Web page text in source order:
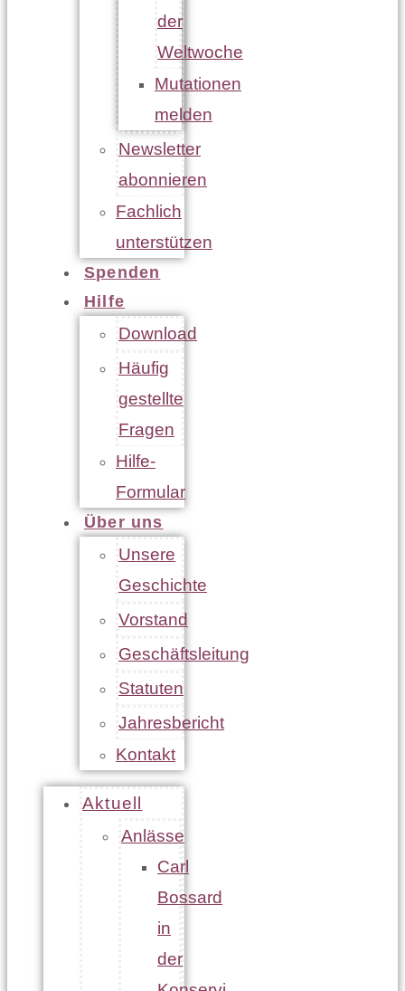
der
Weltwoche
Mutationen
melden
Newsletter
abonnieren
Fachlich
unterstützen
Spenden
Hilfe
Download
Häufig
gestellte
Fragen
Hilfe-
Formular
Über uns
Unsere
Geschichte
Vorstand
Geschäftsleitung
Statuten
Jahresbericht
Kontakt
Aktuell
Anlässe
Carl
Bossard
in
der